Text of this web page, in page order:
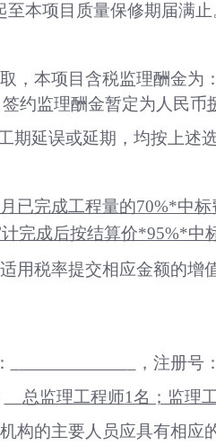
本项目质量保修期届满止
，本项目含税监理酬金为
约监理酬金暂定为人民币
期延误或延期，均按上述
已完成工程量的70%*中标
完成后按结算价*95%*中
用税率提交相应金额的
，注册号：
总监理工程师1名；监理
构的主要人员应具有相应